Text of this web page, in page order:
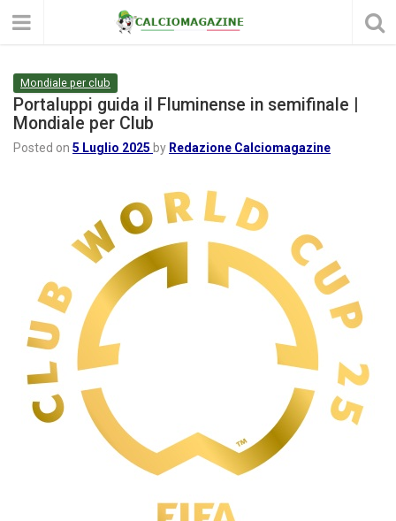
Mondiale per club
Portaluppi guida il Fluminense in semifinale |
Mondiale per Club
Posted on 5 Luglio 2025 by Redazione Calciomagazine